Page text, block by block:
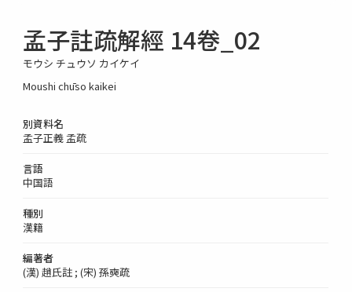
孟子註疏解經 14卷_02
モウシ チュウソ カイケイ
Moushi chūso kaikei
別資料名
孟子正義 孟疏
言語
中国語
種別
漢籍
編著者
(漢) 趙氏註 ; (宋) 孫奭疏